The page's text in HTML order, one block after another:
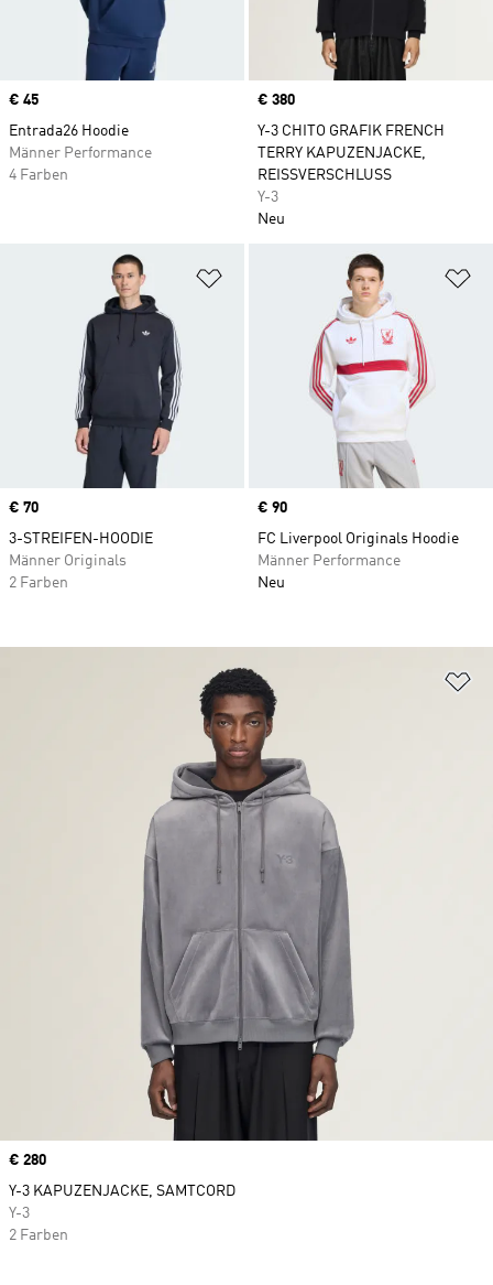
Price
€ 45
Entrada26 Hoodie
Männer Performance
4 Farben
Price
€ 380
Y-3 CHITO GRAFIK FRENCH
TERRY KAPUZENJACKE,
REISSVERSCHLUSS
Y-3
Neu
Zur Wunschliste hinzufügen
Price
€ 70
3-STREIFEN-HOODIE
Männer Originals
2 Farben
Price
€ 90
FC Liverpool Originals Hoodie
Männer Performance
Neu
Price
€ 280
Y-3 KAPUZENJACKE, SAMTCORD
Y-3
2 Farben